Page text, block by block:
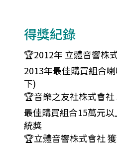
得獎紀錄
🏆2012年 立體音響株
2013年最佳購買組合
下)
🏆音樂之友社株式會
最佳購買組合15萬元
統獎
🏆立體音響株式會社